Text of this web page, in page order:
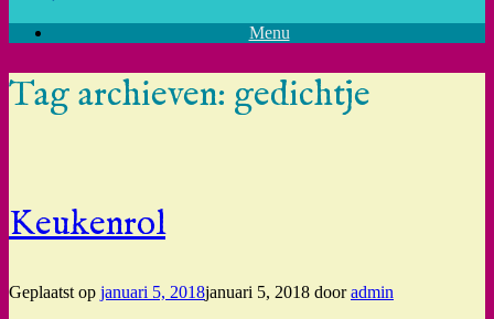
Menu
Tag archieven: gedichtje
Keukenrol
Geplaatst op januari 5, 2018januari 5, 2018 dooradmin